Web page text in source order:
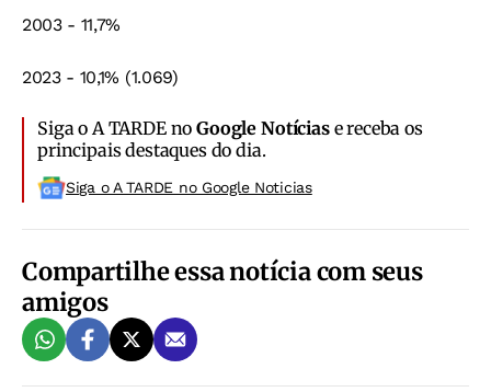
2003 - 11,7%
2023 - 10,1% (1.069)
Siga o A TARDE noGoogle Notíciase receba os
principais destaques do dia.
Siga o A TARDE no Google Noticias
Compartilhe essa notícia com seus
amigos